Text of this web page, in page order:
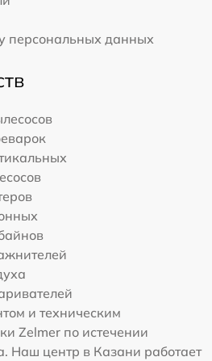
персональных данных
и техническим
Zelmer по истечении
Наш центр в Казани работает